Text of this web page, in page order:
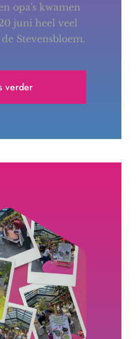
opa's kwamen
juni heel veel
Stevensbloem.
verder